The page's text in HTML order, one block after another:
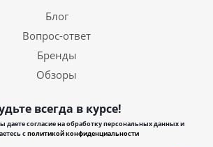
Блог
Вопрос-ответ
Бренды
Обзоры
всегда в курсе!
даете согласие на обработку персональных данных и
сполитикой конфиденциальности